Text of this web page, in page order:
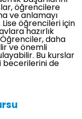
öğrencilere
ve anlamayı
öğrencileri için
hazırlık
daha
ve önemli
Bu kurslar
becerilerini de